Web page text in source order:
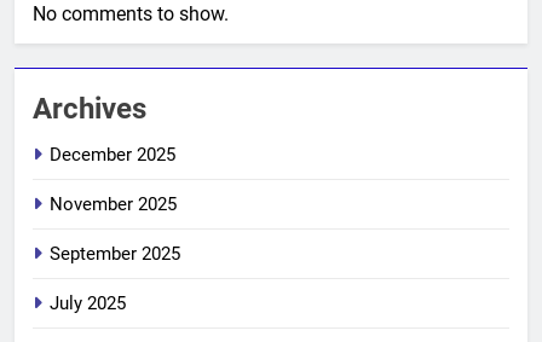
No comments to show.
Archives
December 2025
November 2025
September 2025
July 2025